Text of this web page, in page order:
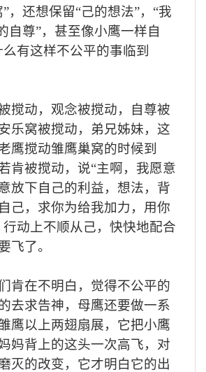
”，还想保留“己的想法”， “我
自尊”， 甚至像小鹰一样自
么有这样不公平的事临到
搅动，观念被搅动，自尊被
乐窝被搅动， 弟兄姊妹，这
鹰搅动雏鹰巢窝的时候到
肯被搅动， 说“主啊，我愿意
放下自己的利益，想法，背
己，求你为给我加力，用你
行动上不顺从己， 快快地配合
飞了。
肯在不明白，觉得不公平的
去求告神，母鹰还要做一系
鹰以上两翅扇展， 它把小鹰
妈背上的这头一次高飞，对
灭的改变，它才明白它的出